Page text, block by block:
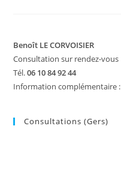
Benoît LE CORVOISIER
Consultation sur rendez-vous
Tél.06 10 84 92 44
Information complémentaire :
Consultations (Gers)